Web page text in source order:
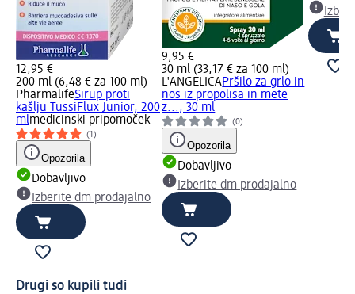
12,95 €
200 ml (6,48 € za 100 ml)
PharmalifeSirup proti
kašlju TussiFlux Junior, 200
mlmedicinski pripomoček
(1)
Opozorila
Dobavljivo
Izberite dm prodajalno
9,95 €
30 ml (33,17 € za 100 ml)
L'ANGELICAPršilo za grlo in
nos iz propolisa in mete
z..., 30 ml
(0)
Opozorila
Dobavljivo
Izberite dm prodajalno
Drugi so kupili tudi